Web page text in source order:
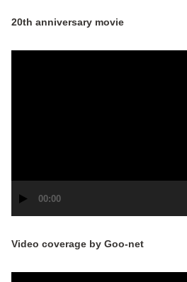
20th anniversary movie
00:00
Video coverage by Goo-net